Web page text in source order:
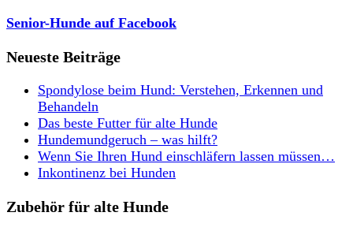
Senior-Hunde auf Facebook
Neueste Beiträge
Spondylose beim Hund: Verstehen, Erkennen und
Behandeln
Das beste Futter für alte Hunde
Hundemundgeruch – was hilft?
Wenn Sie Ihren Hund einschläfern lassen müssen…
Inkontinenz bei Hunden
Zubehör für alte Hunde